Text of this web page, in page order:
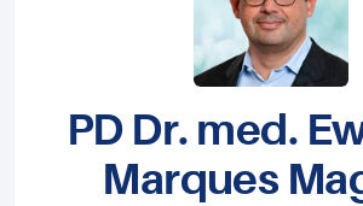
PD Dr. med.
Marques